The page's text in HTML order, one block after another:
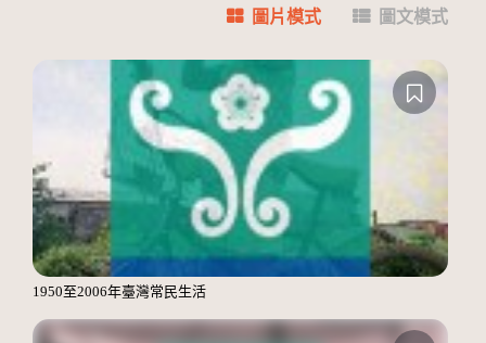
圖片模式 圖文模式
1950至2006年臺灣常民生活